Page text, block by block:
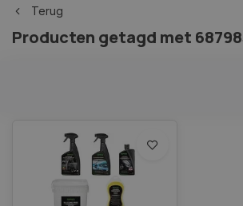
Terug
Producten getagd met